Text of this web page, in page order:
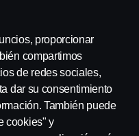
proporcionar
compartimos
de redes sociales,
dar su consentimiento
También puede
cookies" y